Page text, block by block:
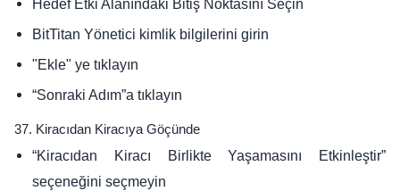
Hedef Etki Alanındaki Bitiş Noktasını Seçin
BitTitan Yönetici kimlik bilgilerini girin
"Ekle" ye tıklayın
“Sonraki Adım”a tıklayın
37. Kiracıdan Kiracıya Göçünde
“Kiracıdan Kiracı Birlikte Yaşamasını Etkinleştir”
seçeneğini seçmeyin